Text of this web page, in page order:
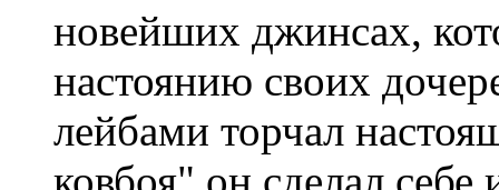
новейших джинсах,
настоянию своих
лейбами торчал